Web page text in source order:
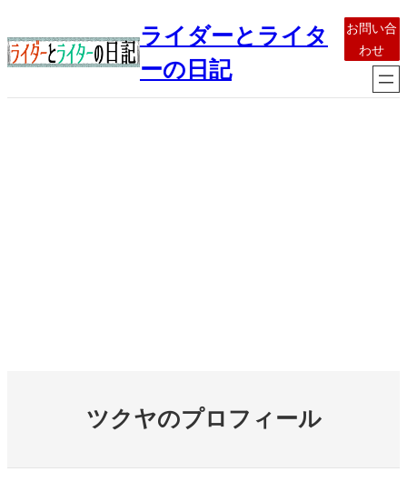
容
を
ライダーとライタ
ーの日記
お問い合
わせ
ツクヤのプロフィール